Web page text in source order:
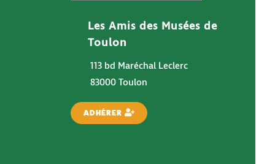
Les Amis des Musées de
Toulon
113 bd Maréchal Leclerc
83000 Toulon
ADHÉRER